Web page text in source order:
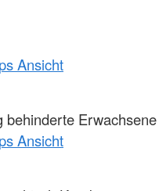
Ansicht
behinderte Erwachsene
Ansicht